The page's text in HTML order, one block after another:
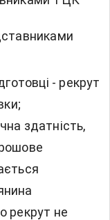
- рекрут
здатність,
рекрут не